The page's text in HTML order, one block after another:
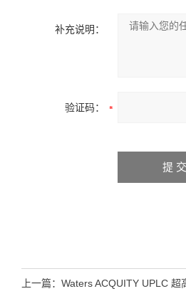
补充说明：
验证码：
上一篇： Waters ACQUITY UPLC 超